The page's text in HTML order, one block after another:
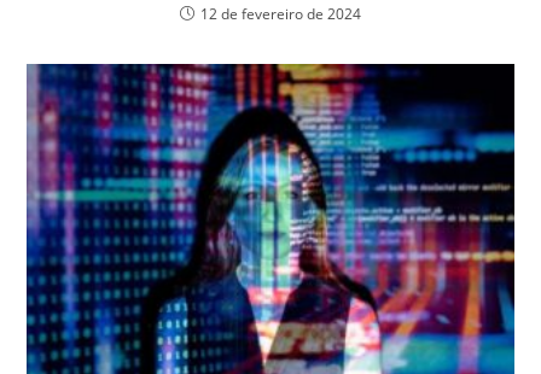
12 de fevereiro de 2024